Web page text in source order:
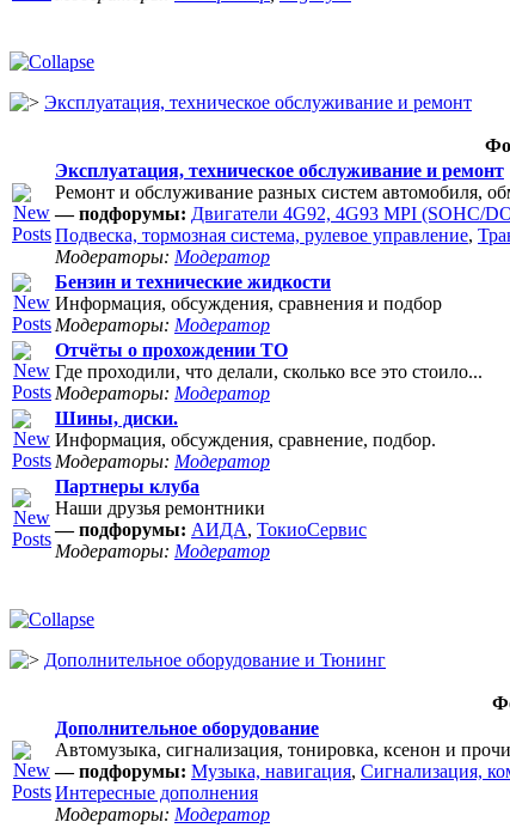
Эксплуатация, техническое обслуживание и ремонт
Эксплуатация, техническое обслуживание и ремонт
Ремонт и обслуживание разных систем автомобиля,
— подфорумы: Двигатели 4G92, 4G93 MPI (SOHC/
Подвеска, тормозная система, рулевое управление,
Модераторы: Модератор
Бензин и технические жидкости
Информация, обсуждения, сравнения и подбор
Модераторы: Модератор
Отчёты о прохождении ТО
Где проходили, что делали, сколько все это стоило...
Модераторы: Модератор
Шины, диски.
Информация, обсуждения, сравнение, подбор.
Модераторы: Модератор
Партнеры клуба
Наши друзья ремонтники
— подфорумы: АИДА, ТокиоСервис
Модераторы: Модератор
Дополнительное оборудование и Тюнинг
Дополнительное оборудование
Автомузыка, сигнализация, тонировка, ксенон и
— подфорумы: Музыка, навигация, Сигнализация,
Интересные дополнения
Модераторы: Модератор